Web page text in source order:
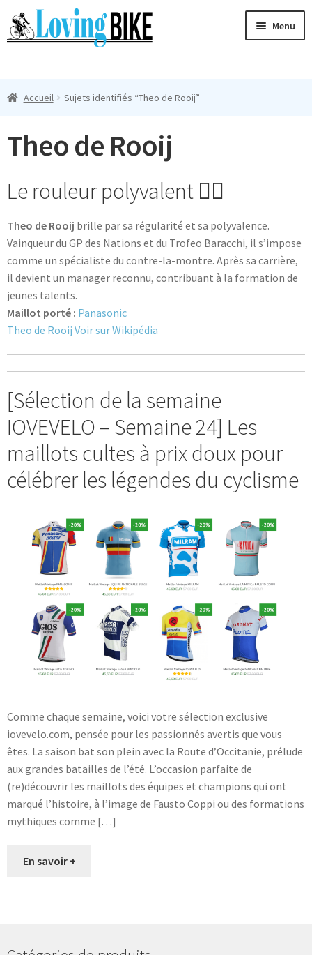
Aller
à
la
Aller
au
contenu
Menu
Manches Courtes
Manches Longues
Accessoires
Suivi
Blog
Accueil Sujets identifiés “Theo de Rooij”
Theo de Rooij
Le rouleur polyvalent 🚴‍♂️
Theo de Rooij brille par sa régularité et sa polyvalence.
Vainqueur du GP des Nations et du Trofeo Baracchi, il s’impose
comme un spécialiste du contre-la-montre. Après sa carrière,
il devient un manager reconnu, contribuant à la formation de
jeunes talents.
Maillot porté : Panasonic
Theo de Rooij Voir sur Wikipédia
[Sélection de la semaine
IOVEVELO – Semaine 24] Les
maillots cultes à prix doux pour
célébrer les légendes du cyclisme
Comme chaque semaine, voici votre sélection exclusive
iovevelo.com, pensée pour les passionnés avertis que vous
êtes. La saison bat son plein avec la Route d’Occitanie, prélude
aux grandes batailles de l’été. L’occasion parfaite de
(re)découvrir les maillots des équipes et champions qui ont
marqué l’histoire, à l’image de Fausto Coppi ou des formations
mythiques comme […]
En savoir +